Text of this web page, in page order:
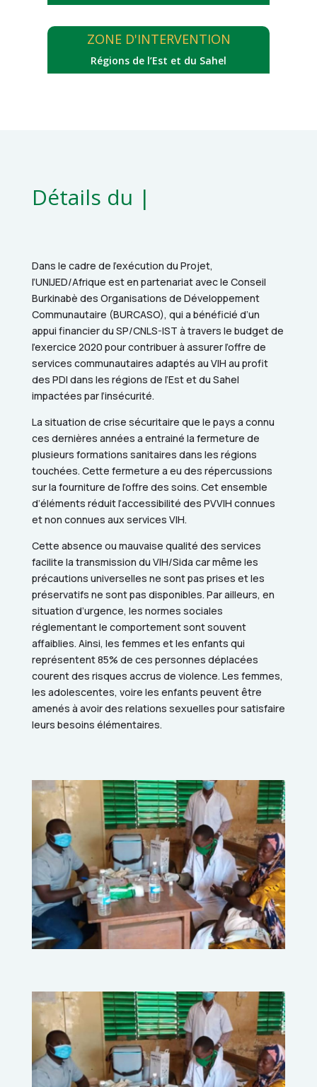
ZONE D'INTERVENTION
Régions de l’Est et du Sahel
Détails du pro
Dans le cadre de l’exécution du Projet,
l’UNIJED/Afrique est en partenariat avec le Conseil
Burkinabè des Organisations de Développement
Communautaire (BURCASO), qui a bénéficié d’un
appui financier du SP/CNLS-IST à travers le budget de
l’exercice 2020 pour contribuer à assurer l’offre de
services communautaires adaptés au VIH au profit
des PDI dans les régions de l’Est et du Sahel
impactées par l’insécurité.
La situation de crise sécuritaire que le pays a connu
ces dernières années a entrainé la fermeture de
plusieurs formations sanitaires dans les régions
touchées. Cette fermeture a eu des répercussions
sur la fourniture de l’offre des soins. Cet ensemble
d’éléments réduit l’accessibilité des PVVIH connues
et non connues aux services VIH.
Cette absence ou mauvaise qualité des services
facilite la transmission du VIH/Sida car même les
précautions universelles ne sont pas prises et les
préservatifs ne sont pas disponibles. Par ailleurs, en
situation d’urgence, les normes sociales
réglementant le comportement sont souvent
affaiblies. Ainsi, les femmes et les enfants qui
représentent85% de ces personnes déplacées
courent des risques accrus de violence. Les femmes,
les adolescentes, voire les enfants peuvent être
amenés à avoir des relations sexuelles pour satisfaire
leurs besoins élémentaires.